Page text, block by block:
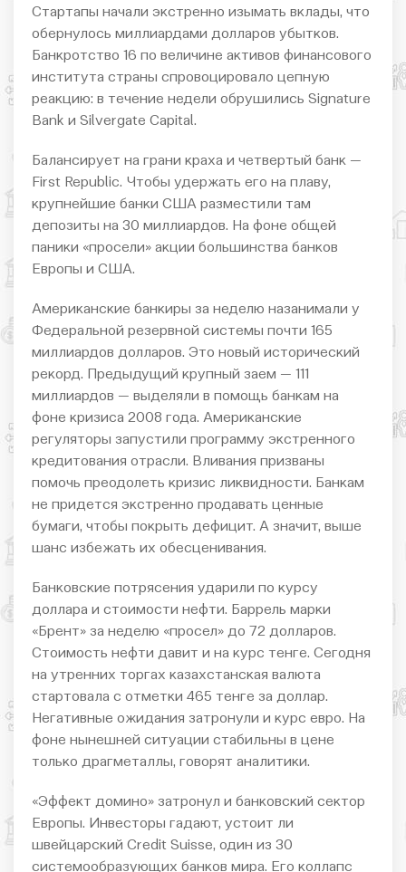
Стартапы начали экстренно изымать вклады, что
обернулось миллиардами долларов убытков.
Банкротство 16 по величине активов финансового
института страны спровоцировало цепную
реакцию: в течение недели обрушились Signature
Bank и Silvergate Capital.
Балансирует на грани краха и четвертый банк —
First Republic. Чтобы удержать его на плаву,
крупнейшие банки США разместили там
депозиты на 30 миллиардов. На фоне общей
паники «просели» акции большинства банков
Европы и США.
Американские банкиры за неделю назанимали у
Федеральной резервной системы почти 165
миллиардов долларов. Это новый исторический
рекорд. Предыдущий крупный заем — 111
миллиардов — выделяли в помощь банкам на
фоне кризиса 2008 года. Американские
регуляторы запустили программу экстренного
кредитования отрасли. Вливания призваны
помочь преодолеть кризис ликвидности. Банкам
не придется экстренно продавать ценные
бумаги, чтобы покрыть дефицит. А значит, выше
шанс избежать их обесценивания.
Банковские потрясения ударили по курсу
доллара и стоимости нефти. Баррель марки
«Брент» за неделю «просел» до 72 долларов.
Стоимость нефти давит и на курс тенге. Сегодня
на утренних торгах казахстанская валюта
стартовала с отметки 465 тенге за доллар.
Негативные ожидания затронули и курс евро. На
фоне нынешней ситуации стабильны в цене
только драгметаллы, говорят аналитики.
«Эффект домино» затронул и банковский сектор
Европы. Инвесторы гадают, устоит ли
швейцарский Credit Suisse, один из 30
системообразующих банков мира. Его коллапс